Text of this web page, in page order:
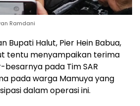
Ramdani
Bupati Halut, Pier Hein Babua,
tentu menyampaikan terima
besarnya pada Tim SAR
pada warga Mamuya yang
dalam operasi ini.